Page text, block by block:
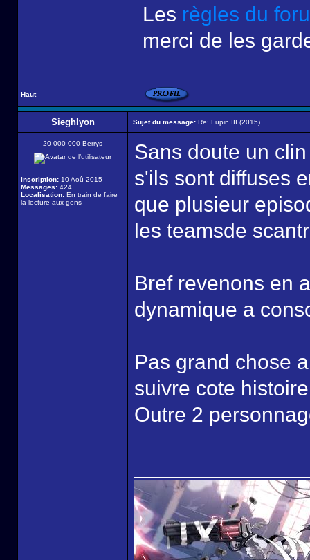
Les règles du
merci de les
Haut
Sieghlyon Sujet du message: Re: Lupin III (2015)
20 000 000 Berrys
Inscription: 10 Aoû 2015
Messages: 424
Localisation: En train de faire
la lecture aux gens
Sans doute un
s'ils sont diffuses
que plusieur
les teamsde
Bref revenons en
dynamique a
Pas grand chose
suivre cote
Outre 2